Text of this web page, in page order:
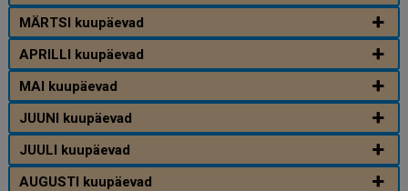
MÄRTSI kuupäevad
APRILLI kuupäevad
MAI kuupäevad
JUUNI kuupäevad
JUULI kuupäevad
AUGUSTI kuupäevad